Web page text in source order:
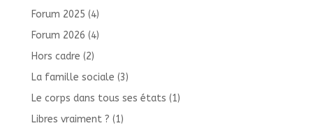
Forum 2025 (4)
Forum 2026 (4)
Hors cadre (2)
La famille sociale (3)
Le corps dans tous ses états (1)
Libres vraiment ? (1)